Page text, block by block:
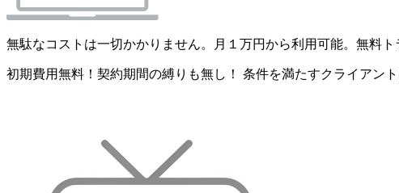
無駄なコストは一切かかりません。月１万円から利用可能。無料ト
初期費用無料！契約期間の縛りも無し！ 条件を満たすクライアン